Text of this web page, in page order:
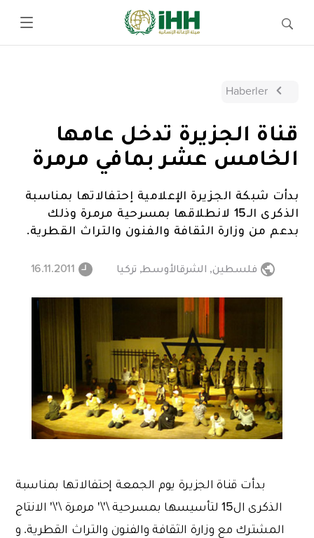
Haberler
قناة الجزيرة تدخل عامها
الخامس عشر بمافي مرمرة
بدأت شبكة الجزيرة الإعلامية إحتفالاتها بمناسبة
الذكرى الـ15 لانطلاقها بمسرحية مرمرة وذلك
بدعم من وزارة الثقافة والفنون والتراث القطرية.
فلسطين, الشرقالأوسط, تركيا 16.11.2011
بدأت قناة الجزيرة يوم الجمعة إحتفالاتها بمناسبة
الذكرى ال15 لتأسيسها بمسرحية \'\' مرمرة \'\' الانتاج
المشترك مع وزارة الثقافة والفنون والتراث القطرية. و